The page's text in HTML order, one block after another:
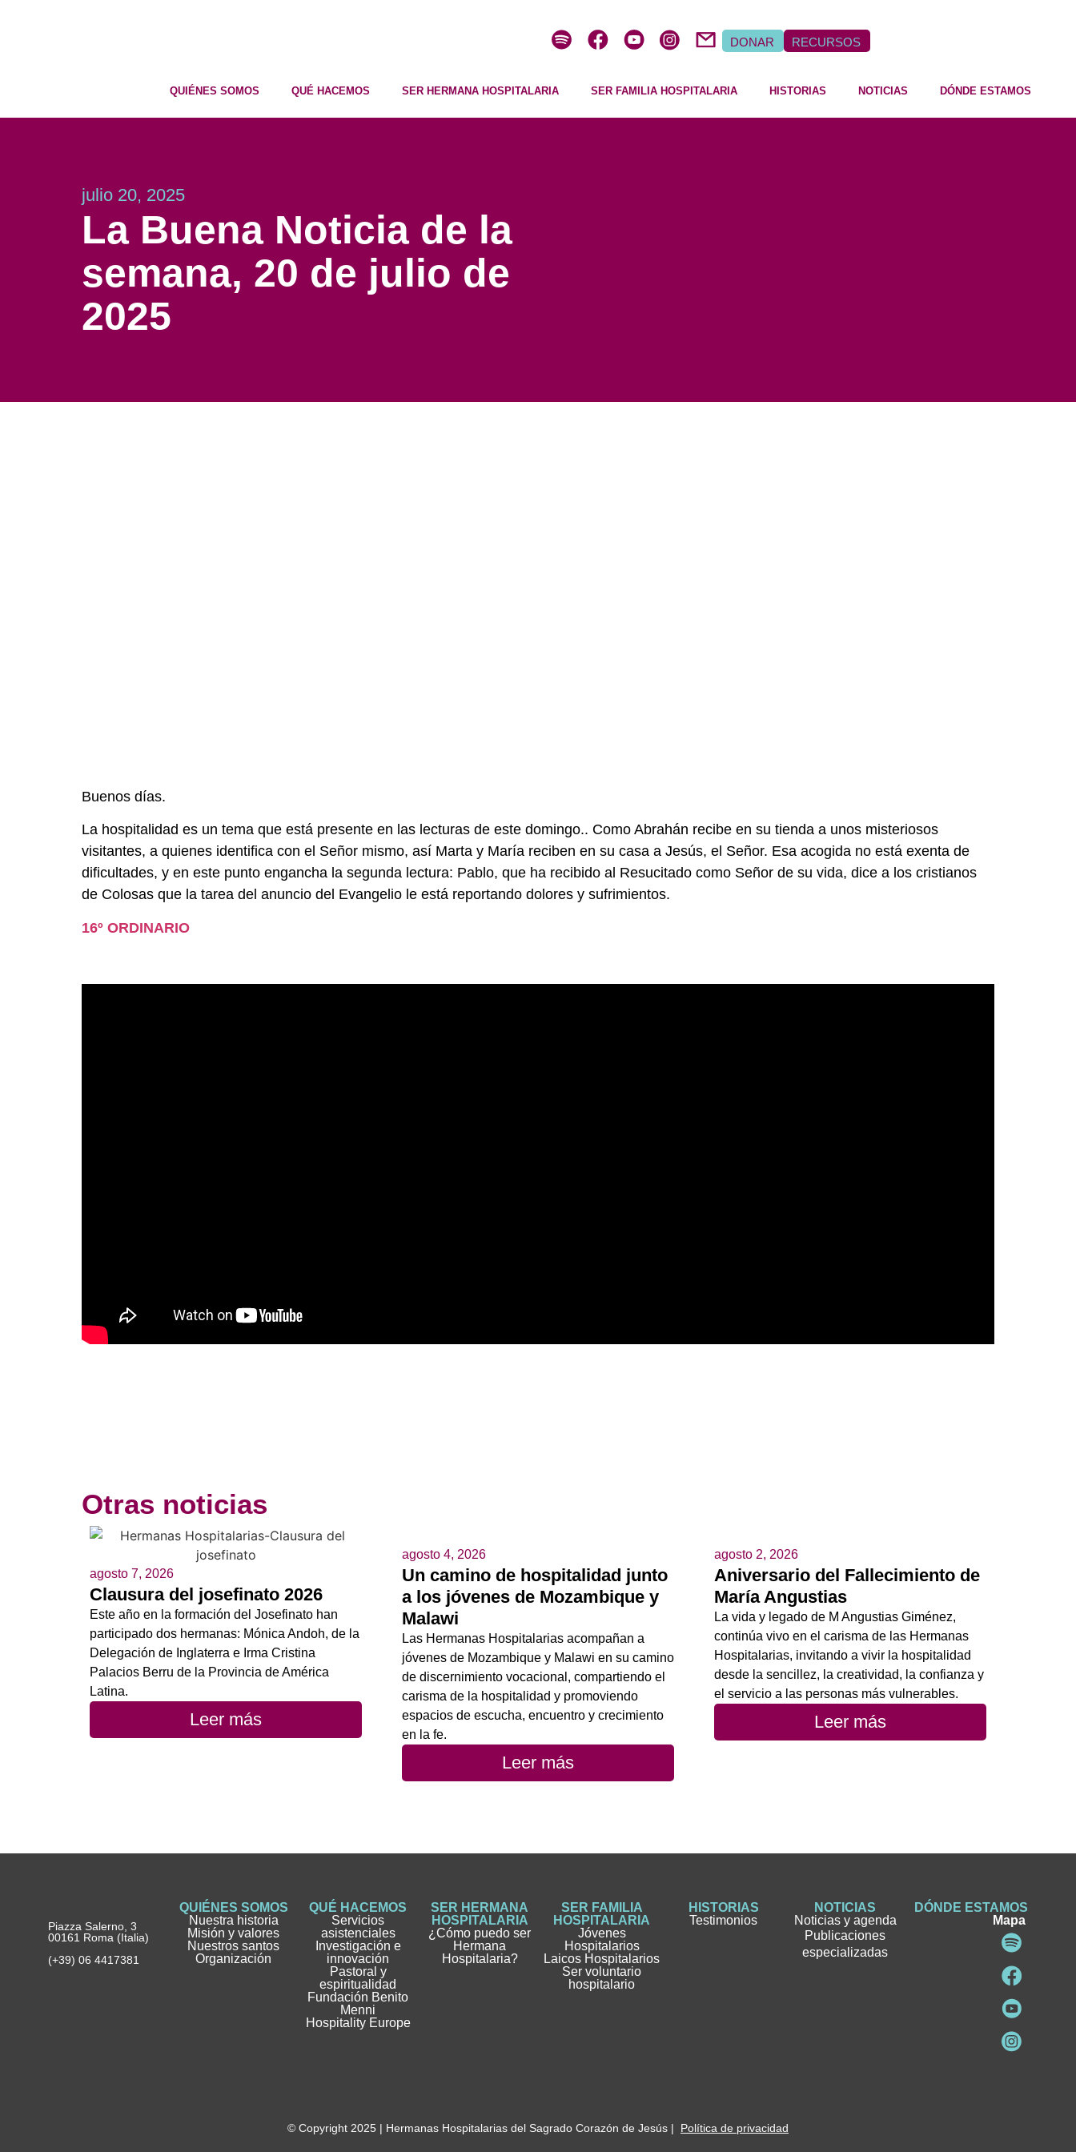
DONAR RECURSOS
QUIÉNES SOMOS QUÉ HACEMOS SER HERMANA HOSPITALARIA SER FAMILIA HOSPITALARIA HISTORIAS NOTICIAS DÓNDE ESTAMOS
julio 20, 2025
La Buena Noticia de la
semana, 20 de julio de
2025
Buenos días.
La hospitalidad es un tema que está presente en las lecturas de este domingo.. Como Abrahán recibe en su tienda a unos misteriosos
visitantes, a quienes identifica con el Señor mismo, así Marta y María reciben en su casa a Jesús, el Señor. Esa acogida no está exenta de
dificultades, y en este punto engancha la segunda lectura: Pablo, que ha recibido al Resucitado como Señor de su vida, dice a los cristianos
de Colosas que la tarea del anuncio del Evangelio le está reportando dolores y sufrimientos.
16º ORDINARIO
Otras noticias
agosto 7, 2026
Clausura del josefinato 2026
Este año en la formación del Josefinato han
participado dos hermanas: Mónica Andoh, de la
Delegación de Inglaterra e Irma Cristina
Palacios Berru de la Provincia de América
Latina.
Leer más
agosto 4, 2026
Un camino de hospitalidad junto
a los jóvenes de Mozambique y
Malawi
Las Hermanas Hospitalarias acompañan a
jóvenes de Mozambique y Malawi en su camino
de discernimiento vocacional, compartiendo el
carisma de la hospitalidad y promoviendo
espacios de escucha, encuentro y crecimiento
en la fe.
Leer más
agosto 2, 2026
Aniversario del Fallecimiento de
María Angustias
La vida y legado de M Angustias Giménez,
continúa vivo en el carisma de las Hermanas
Hospitalarias, invitando a vivir la hospitalidad
desde la sencillez, la creatividad, la confianza y
el servicio a las personas más vulnerables.
Leer más
Piazza Salerno, 3
00161 Roma (Italia)
(+39) 06 4417381
QUIÉNES SOMOS
Nuestra historia
Misión y valores
Nuestros santos
Organización
QUÉ HACEMOS
Servicios
asistenciales
Investigación e
innovación
Pastoral y
espiritualidad
Fundación Benito
Menni
Hospitality Europe
SER HERMANA
HOSPITALARIA
¿Cómo puedo ser
Hermana
Hospitalaria?
SER FAMILIA
HOSPITALARIA
Jóvenes
Hospitalarios
Laicos Hospitalarios
Ser voluntario
hospitalario
HISTORIAS
Testimonios
NOTICIAS
Noticias y agenda
Publicaciones
especializadas
DÓNDE ESTAMOS
Mapa
© Copyright 2025 | Hermanas Hospitalarias del Sagrado Corazón de Jesús | Política de privacidad